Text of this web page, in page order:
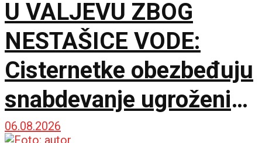
U VALJEVU ZBOG
NESTAŠICE VODE:
Cisternetke obezbeđuju
snabdevanje ugroženih
naselja
06.08.2026